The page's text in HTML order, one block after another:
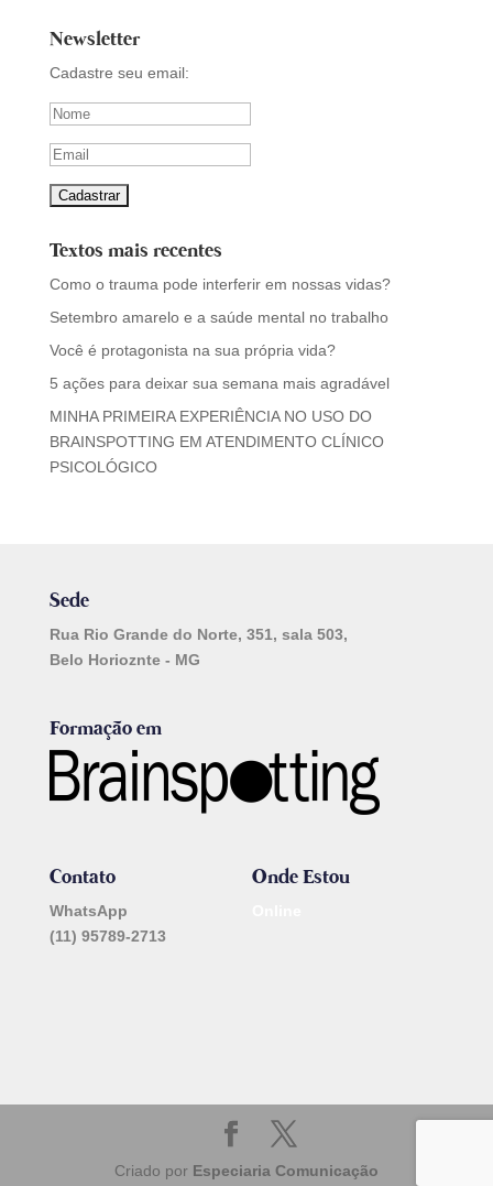
Newsletter
Cadastre seu email:
Textos mais recentes
Como o trauma pode interferir em nossas vidas?
Setembro amarelo e a saúde mental no trabalho
Você é protagonista na sua própria vida?
5 ações para deixar sua semana mais agradável
MINHA PRIMEIRA EXPERIÊNCIA NO USO DO
BRAINSPOTTING EM ATENDIMENTO CLÍNICO
PSICOLÓGICO
Sede
Rua Rio Grande do Norte, 351, sala 503,
Belo Horioznte - MG
Formação em
Contato
WhatsApp
(11) 95789-2713
Onde Estou
Criado por Especiaria Comunicação